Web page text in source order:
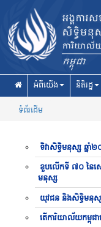
Skip to main content
អំពីយើង នីតិរដ្ឋ
ទំព័រដើម
ទិវាសិទ្ធិមនុស្ស ឆ្នាំ
ខួបលើកទី ៧០ នៃស
មនុស្ស
យុវជន និងសិទ្ធិមនុស្
តើការិយាល័យកម្ពុជាធ្វ